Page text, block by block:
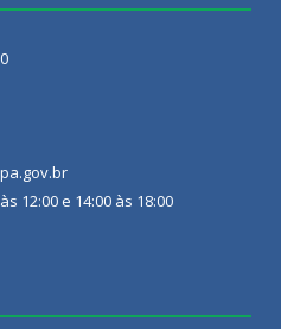
12:00 e 14:00 às 18:00